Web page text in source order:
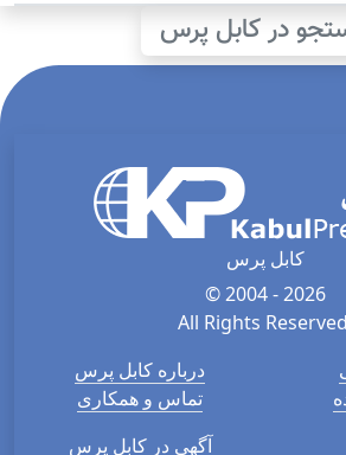
در کابل پرس
کابل پرس
© 2004 - 2026
All Rights
درباره کابل پرس
تماس و همکاری
آگهی در کابل پرس